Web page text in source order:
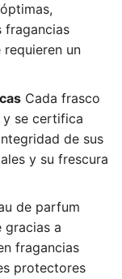
fragancias
un
Cada frasco
y se certifica
de sus
y su frescura
de parfum
gracias a
fragancias
protectores